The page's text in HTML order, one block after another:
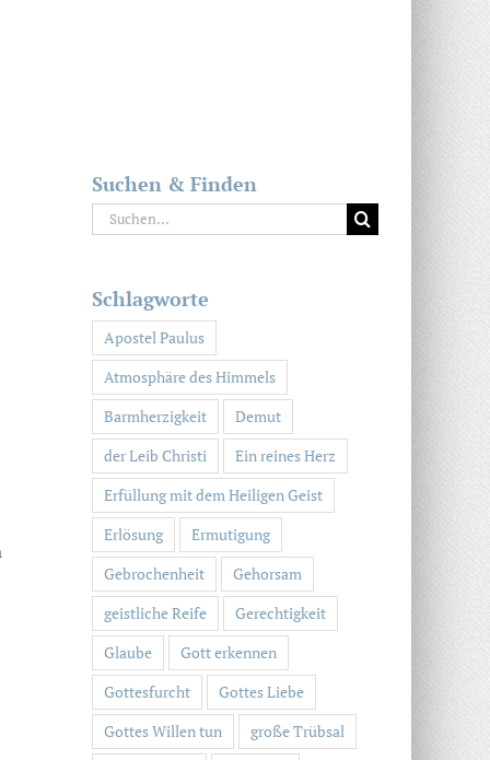
Suchen & Finden
Suche
nach:
Schlagworte
Apostel Paulus
Atmosphäre des Himmels
Barmherzigkeit
Demut
der Leib Christi
Ein reines Herz
Erfüllung mit dem Heiligen Geist
Erlösung
Ermutigung
Gebrochenheit
Gehorsam
geistliche Reife
Gerechtigkeit
Glaube
Gott erkennen
Gottesfurcht
Gottes Liebe
Gottes Willen tun
große Trübsal